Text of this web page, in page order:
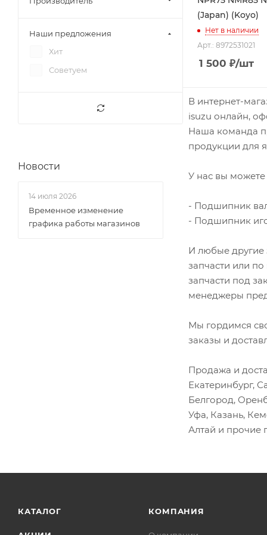
(Japan) (Koyo)
Нет в наличии
Арт.: 8972531021
1 500 ₽/шт
В интернет-
isuzu онлайн,
Наша команда
продукции для
У нас вы можете
- Подшипник
- Подшипник
И любые другие
запчасти или
запчасти под
менеджеры
Мы гордимся
заказы и
Продажа и
Екатеринбург,
Белгород,
Уфа, Казань,
Алтай и прочие
Фав 1041
Фав 1051
Фотон 1039
Фотон 1049А
Фотон 1061
Фотон 1093
Фотон 1099
Вилка сцепления
Вискомуфта
Вкладыши
Гайки, шпильки
Датчики
Наши предложения
Хит
Советуем
Новости
14 июля 2026
Временное изменение
графика работы магазинов
КАТАЛОГ КОМПАНИЯ